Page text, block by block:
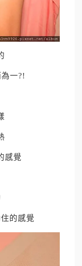
一?!
感覺
的感覺